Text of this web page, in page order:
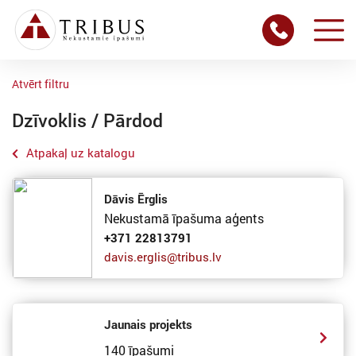
Atvērt filtru
Dzīvoklis / Pārdod
Atpakaļ uz katalogu
Dāvis Ērglis
Nekustamā īpašuma aģents
+371 22813791
davis.erglis@tribus.lv
Jaunais projekts
140 īpašumi